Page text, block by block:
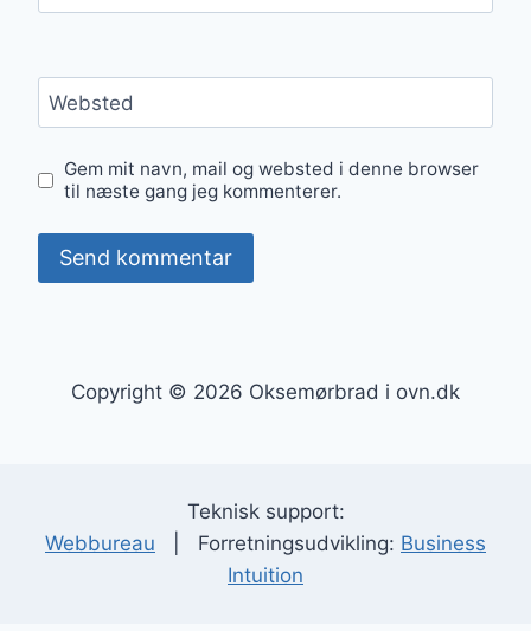
Websted
Gem mit navn, mail og websted i denne browser
til næste gang jeg kommenterer.
Copyright © 2026 Oksemørbrad i ovn.dk
Teknisk support:
Webbureau | Forretningsudvikling: Business
Intuition